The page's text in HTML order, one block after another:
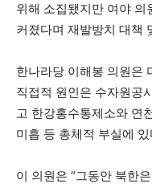
위해 소집됐지만 여야
커졌다며 재발방치 대책
한나라당 이해봉 의원은
직접적 원인은 수자원공
고 한강홍수통제소와 연
미흡 등 총체적 부실에
이 의원은 “그동안 북한